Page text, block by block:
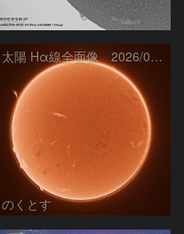
ta-o
太陽 Hα線全面像 2026/08/08
のくとす